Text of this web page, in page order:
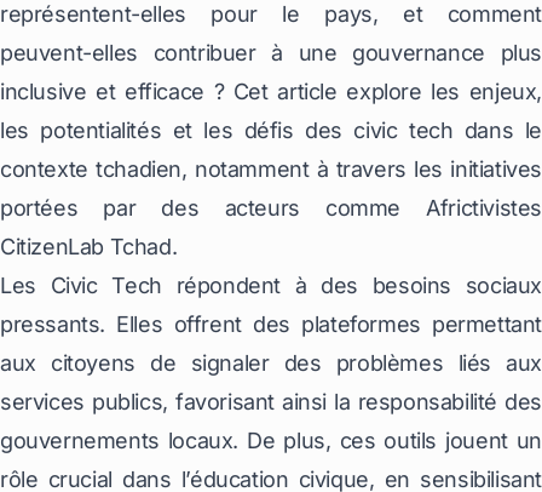
représentent-elles pour le pays, et comment
peuvent-elles contribuer à une gouvernance plus
inclusive et efficace ? Cet article explore les enjeux,
les potentialités et les défis des civic tech dans le
contexte tchadien, notamment à travers les initiatives
portées par des acteurs comme Africtivistes
CitizenLab Tchad.
Les Civic Tech répondent à des besoins sociaux
pressants. Elles offrent des plateformes permettant
aux citoyens de signaler des problèmes liés aux
services publics, favorisant ainsi la responsabilité des
gouvernements locaux. De plus, ces outils jouent un
rôle crucial dans l’éducation civique, en sensibilisant